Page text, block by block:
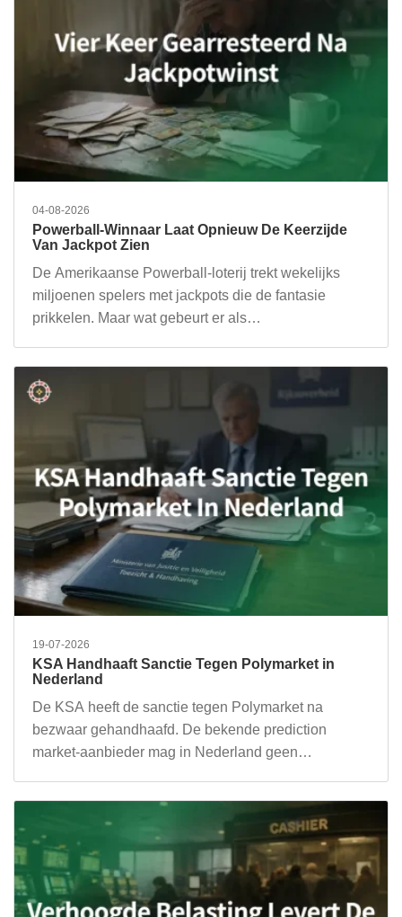
04-08-2026
Powerball-Winnaar Laat Opnieuw De Keerzijde
Van Jackpot Zien
De Amerikaanse Powerball-loterij trekt wekelijks
miljoenen spelers met jackpots die de fantasie
prikkelen. Maar wat gebeurt er als…
19-07-2026
KSA Handhaaft Sanctie Tegen Polymarket in
Nederland
De KSA heeft de sanctie tegen Polymarket na
bezwaar gehandhaafd. De bekende prediction
market-aanbieder mag in Nederland geen…